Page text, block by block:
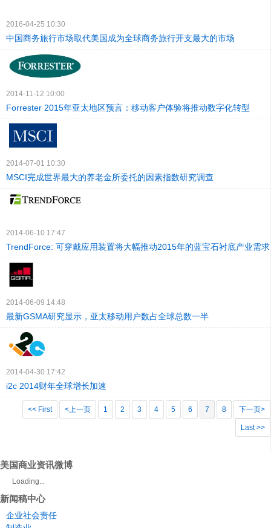
2016-04-25 10:30
中国商务旅行市场取代美国成为全球商务旅行开支最大的市场
2014-11-12 10:00
Forrester 2015年亚太地区预言：移动客户体验将推动数字化转型
2014-07-01 10:30
MSCI完成世界最大的养老金所委托的因素指数研究调查
2014-06-10 17:47
TrendForce: 可穿戴应用装置将大幅推动2015年的蓝宝石衬底产业需求
2014-06-09 14:48
最新GSMA研究显示，亚太移动用户数占全球总数一半
2014-04-30 17:42
i2c 2014财年全球增长加速
<< First <上一页 1 2 3 4 5 6 7 8 下一页>
Last >>
美国商业资讯微博
Loading...
新闻稿中心
企业社会责任